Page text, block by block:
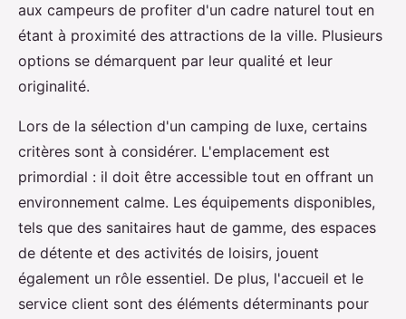
aux campeurs de profiter d'un cadre naturel tout en
étant à proximité des attractions de la ville. Plusieurs
options se démarquent par leur qualité et leur
originalité.
Lors de la sélection d'un camping de luxe, certains
critères sont à considérer. L'emplacement est
primordial : il doit être accessible tout en offrant un
environnement calme. Les équipements disponibles,
tels que des sanitaires haut de gamme, des espaces
de détente et des activités de loisirs, jouent
également un rôle essentiel. De plus, l'accueil et le
service client sont des éléments déterminants pour